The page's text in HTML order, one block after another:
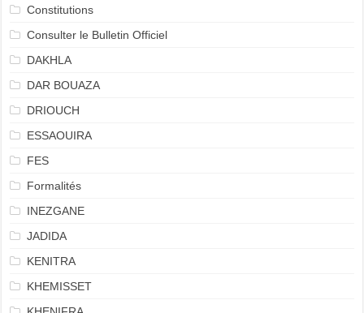
Constitutions
Consulter le Bulletin Officiel
DAKHLA
DAR BOUAZA
DRIOUCH
ESSAOUIRA
FES
Formalités
INEZGANE
JADIDA
KENITRA
KHEMISSET